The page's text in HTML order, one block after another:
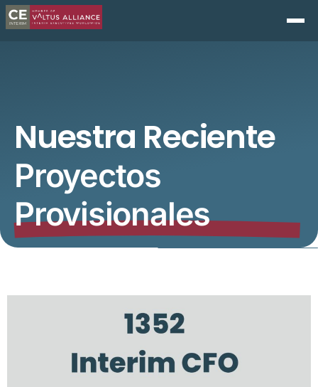
Nuestra Reciente
Proyectos
Provisionales